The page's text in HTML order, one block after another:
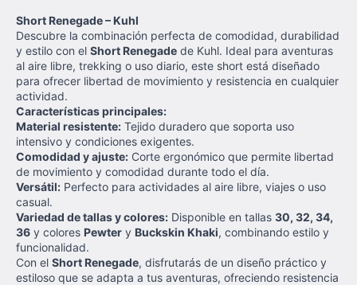
Short Renegade – Kuhl
Descubre la combinación perfecta de comodidad, durabilidad
y estilo con el Short Renegade de Kuhl. Ideal para aventuras
al aire libre, trekking o uso diario, este short está diseñado
para ofrecer libertad de movimiento y resistencia en cualquier
actividad.
Características principales:
Material resistente: Tejido duradero que soporta uso
intensivo y condiciones exigentes.
Comodidad y ajuste: Corte ergonómico que permite libertad
de movimiento y comodidad durante todo el día.
Versátil: Perfecto para actividades al aire libre, viajes o uso
casual.
Variedad de tallas y colores: Disponible en tallas 30, 32, 34,
36 y colores Pewter y Buckskin Khaki, combinando estilo y
funcionalidad.
Con el Short Renegade, disfrutarás de un diseño práctico y
estiloso que se adapta a tus aventuras, ofreciendo resistencia